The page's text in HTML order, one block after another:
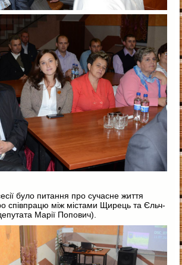
було питання про сучасне життя
співпрацю між містами Щирець та Єльч-
Марії Попович).